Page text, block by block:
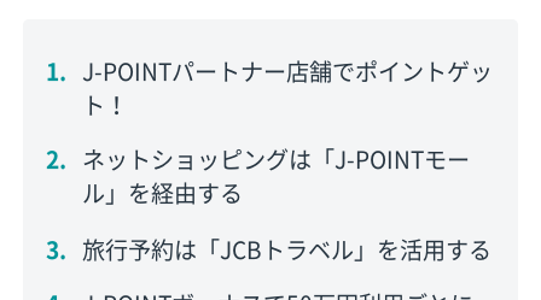
J-POINTパートナー店舗でポイントゲッ
ト！
ネットショッピングは「J-POINTモー
ル」を経由する
旅行予約は「JCBトラベル」を活用する